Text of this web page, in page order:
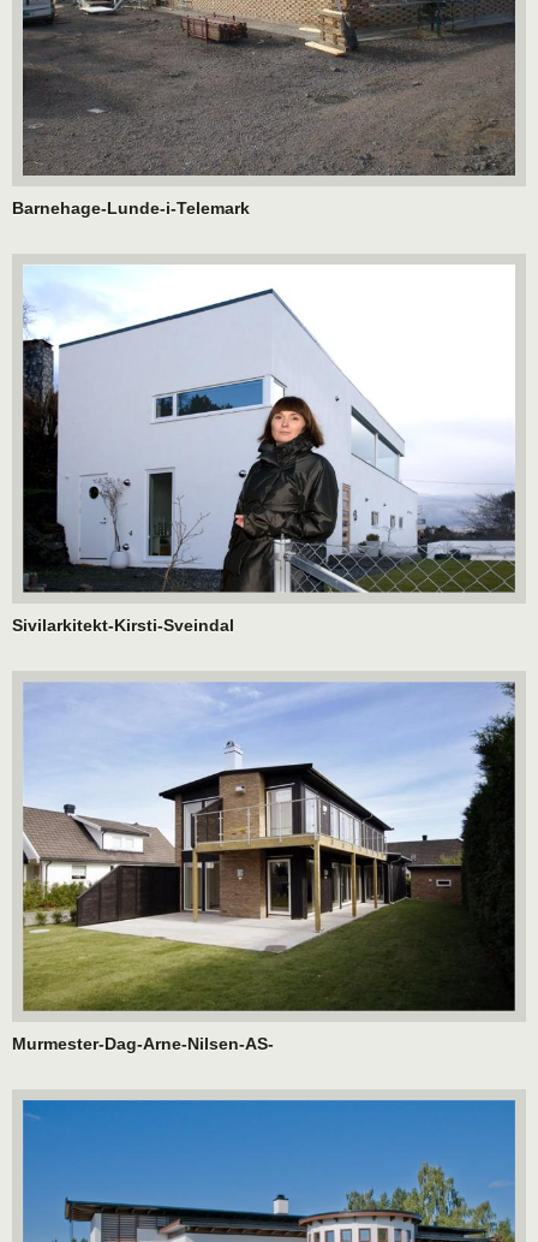
Barnehage-Lunde-i-Telemark
Sivilarkitekt-Kirsti-Sveindal
Murmester-Dag-Arne-Nilsen-AS-